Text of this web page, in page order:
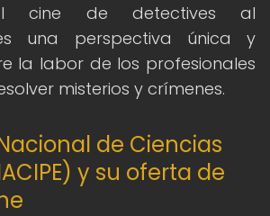
cine de detectives al
una perspectiva única y
la labor de los profesionales
misterios y crímenes.
de Ciencias
y su oferta de